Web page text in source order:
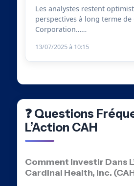
Les analystes restent
perspectives à long terme de
Corporation……
13/07/2025 à 10:15
❓ Questions
L’Action CAH
Comment Investir Dans
Cardinal Health, Inc.